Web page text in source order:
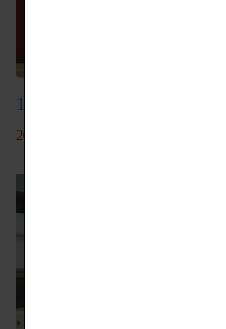
113學年大河西高校來校參訪
2024-10-25